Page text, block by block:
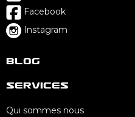
Facebook
Instagram
Blog
Services
Qui sommes nous